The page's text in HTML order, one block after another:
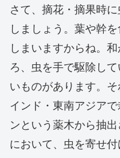
さて、摘花・摘果時
しましょう。葉や幹
しまいますからね。
ろ、虫を手で駆除し
いものがあります。
インド・東南アジア
ンという薬木から抽
において、虫を寄せ